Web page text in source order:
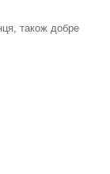
також добре